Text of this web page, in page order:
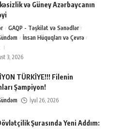
və Güney Azərbaycanın
GAQP - Təşkilat və Sənədlər
İnsan Hüquqları və Çevrə
3, 2026
TÜRKİYE!!! Filenin
Şampiyon!
İyul 26, 2026
Şurasında Yeni Addım: